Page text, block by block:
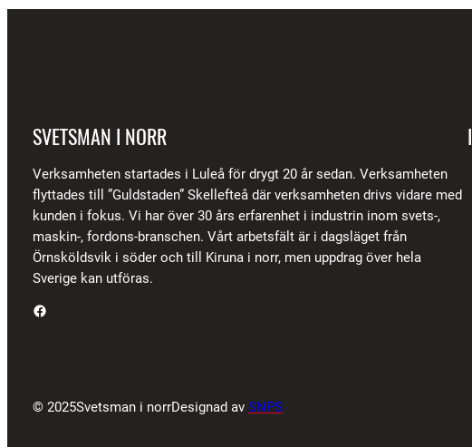
SVETSMAN I NORR
Verksamheten startades i Luleå för drygt 20 år sedan. Verksamheten
flyttades till ”Guldstaden” Skellefteå där verksamheten drivs vidare med
kunden i fokus. Vi har över 30 års erfarenhet i industrin inom svets-,
maskin-, fordons-branschen. Vårt arbetsfält är i dagsläget från
Örnsköldsvik i söder och till Kiruna i norr, men uppdrag över hela
Sverige kan utföras.
Facebook
© 2025Svetsman i norrDesignad av SNPS